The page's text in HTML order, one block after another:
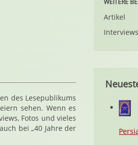
des Lesepublikums
sehen. Wenn es
Fotos und vieles
bei „40 Jahre der
WEITERE
Artikel
Interviews